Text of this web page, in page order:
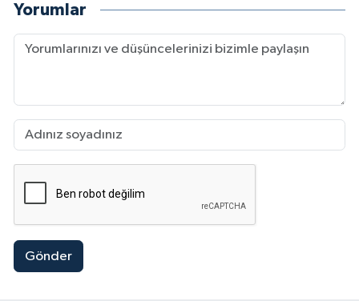
Yorumlar
Gönder